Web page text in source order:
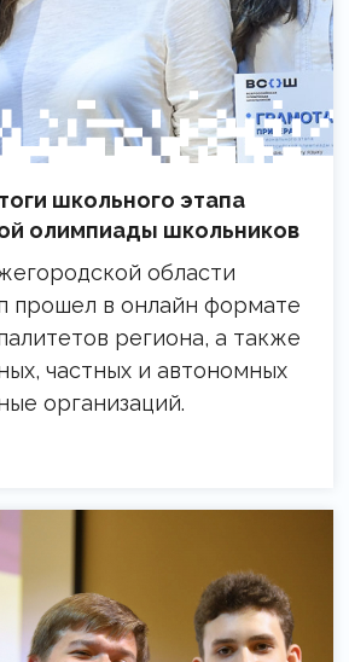
школьного этапа
олимпиады школьников
области
прошел в онлайн формате
региона, а также
частных и автономных
организаций.